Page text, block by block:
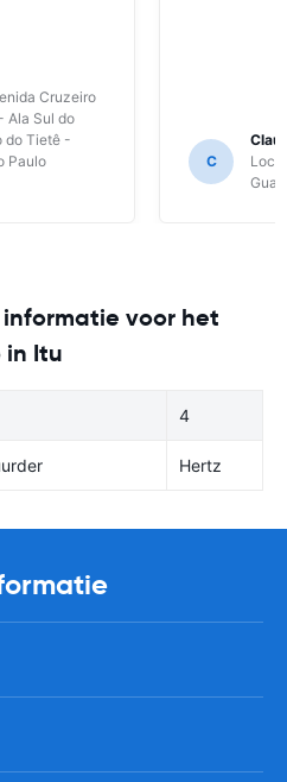
Cruzeiro
Ala Sul do
do Tietê -
Paulo
C
voor het
in Itu
4
Hertz